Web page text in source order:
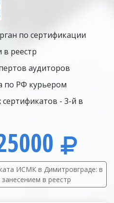
по сертификации
в реестр
аудиторов
по РФ курьером
- 3-й в
ИСМК в Димитровграде: в
в реестр